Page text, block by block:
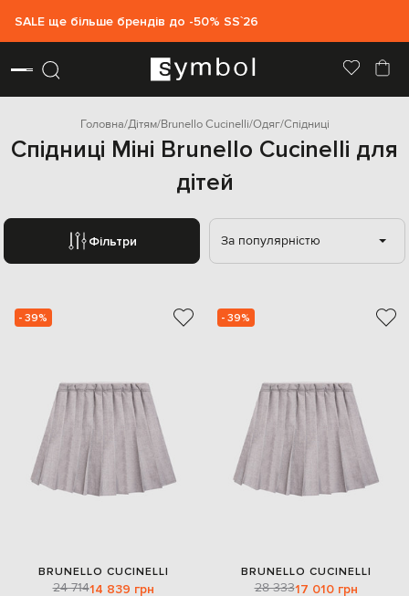
SALE ще більше брендів до -50% SS`26
Головна Дітям Brunello Cucinelli Одяг Спідниці
Спідниці Міні Brunello Cucinelli для
дітей
Фільтри За популярністю
- 39%
BRUNELLO CUCINELLI
24 71414 839 грн
- 39%
BRUNELLO CUCINELLI
28 33317 010 грн